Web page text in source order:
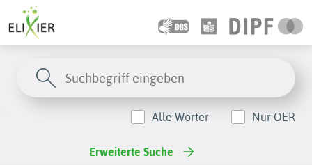
Alle Wörter Nur OER
Erweiterte Suche